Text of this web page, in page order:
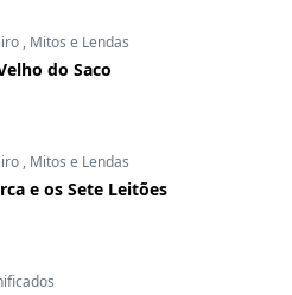
, Mitos e Lendas
do Saco
, Mitos e Lendas
e os Sete Leitões